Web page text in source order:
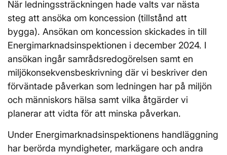
När ledningssträckningen hade valts var nästa
steg att ansöka om koncession (tillstånd att
bygga). Ansökan om koncession skickades in till
Energimarknadsinspektionen i december 2024. I
ansökan ingår samrådsredogörelsen samt en
miljökonsekvensbeskrivning där vi beskriver den
förväntade påverkan som ledningen har på miljön
och människors hälsa samt vilka åtgärder vi
planerar att vidta för att minska påverkan.
Under Energimarknadsinspektionens handläggning
har berörda myndigheter, markägare och andra